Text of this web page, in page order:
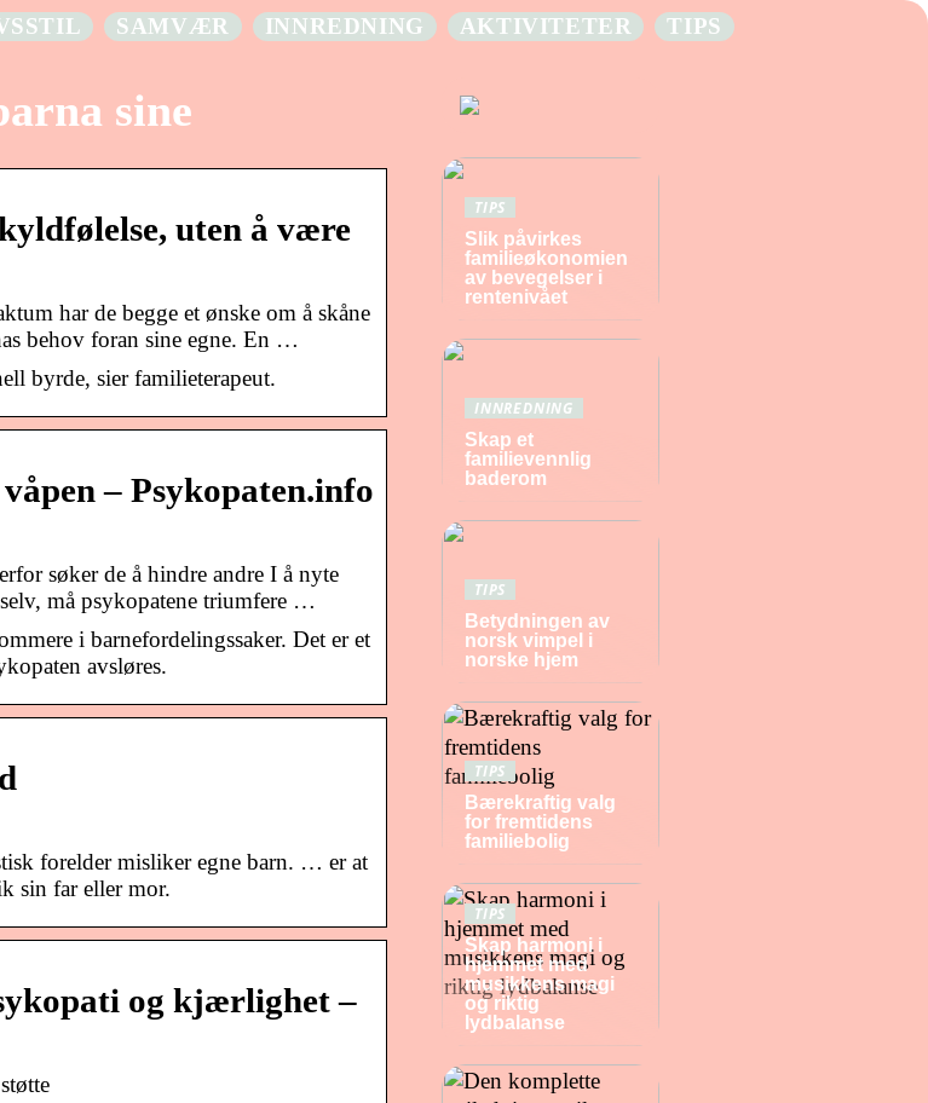
SAMVÆR INNREDNING AKTIVITETER TIPS
sine
uten å være
har de begge et ønske om å skåne
behov foran sine egne. En …
byrde, sier familieterapeut.
– Psykopaten.info
søker de å hindre andre I å nyte
må psykopatene triumfere …
i barnefordelingssaker. Det er et
avsløres.
forelder misliker egne barn. … er at
sin far eller mor.
og kjærlighet –
TIPS
Slik påvirkes
familieøkonomien
av bevegelser i
rentenivået
INNREDNING
Skap et
familievennlig
baderom
TIPS
Betydningen av
norsk vimpel i
norske hjem
TIPS
Bærekraftig valg
for fremtidens
familiebolig
TIPS
Skap harmoni i
hjemmet med
musikkens magi
og riktig
lydbalanse